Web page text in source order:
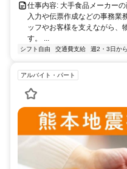
仕事内容: 大手食品メーカー
入力や伝票作成などの事務業
ッフやお客様を支えながら、
す。 ...
シフト自由 交通費支給 週2・3日か
アルバイト・パート